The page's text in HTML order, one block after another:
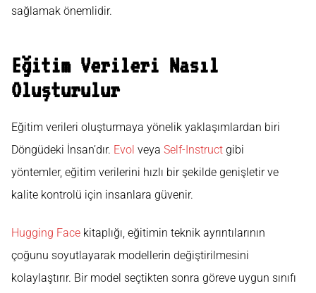
sağlamak önemlidir.
Eğitim Verileri Nasıl
Oluşturulur
Eğitim verileri oluşturmaya yönelik yaklaşımlardan biri
Döngüdeki İnsan’dır. Evol veya Self-Instruct gibi
yöntemler, eğitim verilerini hızlı bir şekilde genişletir ve
kalite kontrolü için insanlara güvenir.
Hugging Face kitaplığı, eğitimin teknik ayrıntılarının
çoğunu soyutlayarak modellerin değiştirilmesini
kolaylaştırır. Bir model seçtikten sonra göreve uygun sınıfı